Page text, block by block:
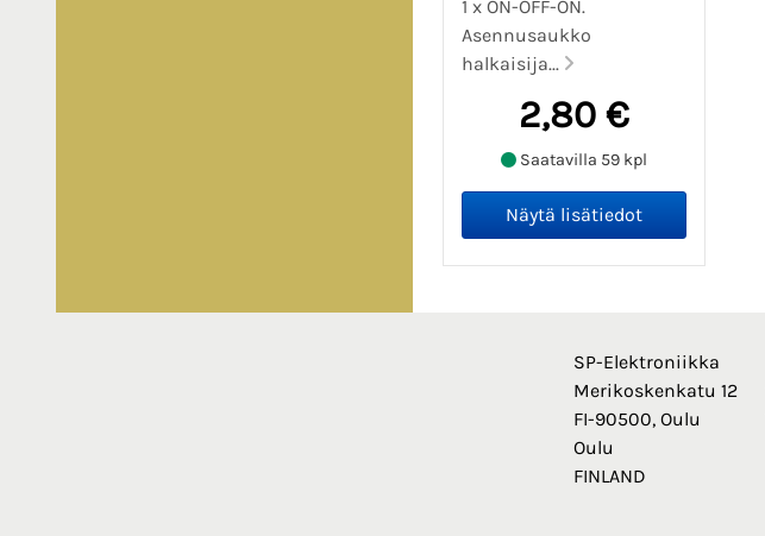
1 x ON-OFF-ON.
Asennusaukko
halkaisija...
2,80 €
Saatavilla 59 kpl
SP-Elektroniikka
Merikoskenkatu 12
FI-90500, Oulu
Oulu
FINLAND